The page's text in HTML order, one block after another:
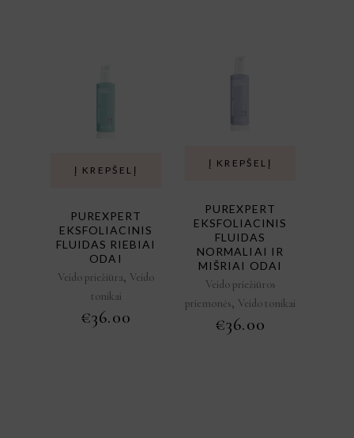
Į KREPŠELĮ
PUREXPERT
EKSFOLIACINIS
FLUIDAS RIEBIAI
ODAI
Veido priežiūra, Veido
tonikai
€36.00
Į KREPŠELĮ
PUREXPERT
EKSFOLIACINIS
FLUIDAS
NORMALIAI IR
MIŠRIAI ODAI
Veido priežiūros
priemonės, Veido tonikai
€36.00